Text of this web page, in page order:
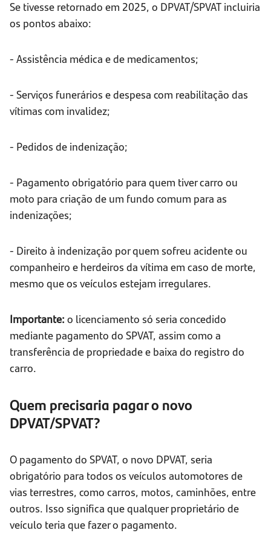
Se tivesse retornado em 2025, o DPVAT/SPVAT incluiria
os pontos abaixo:
- Assistência médica e de medicamentos;
- Serviços funerários e despesa com reabilitação das
vítimas com invalidez;
- Pedidos de indenização;
- Pagamento obrigatório para quem tiver carro ou
moto para criação de um fundo comum para as
indenizações;
- Direito à indenização por quem sofreu acidente ou
companheiro e herdeiros da vítima em caso de morte,
mesmo que os veículos estejam irregulares.
Importante: o licenciamento só seria concedido
mediante pagamento do SPVAT, assim como a
transferência de propriedade e baixa do registro do
carro.
Quem precisaria pagar o novo
DPVAT/SPVAT?
O pagamento do SPVAT, o novo DPVAT, seria
obrigatório para todos os veículos automotores de
vias terrestres, como carros, motos, caminhões, entre
outros. Isso significa que qualquer proprietário de
veículo teria que fazer o pagamento.